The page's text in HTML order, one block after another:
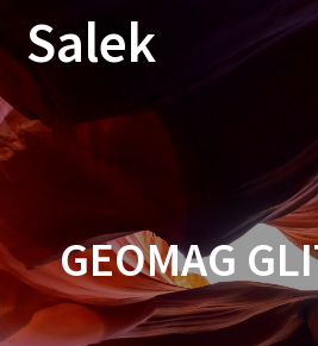
do
Salek
GEOMAG